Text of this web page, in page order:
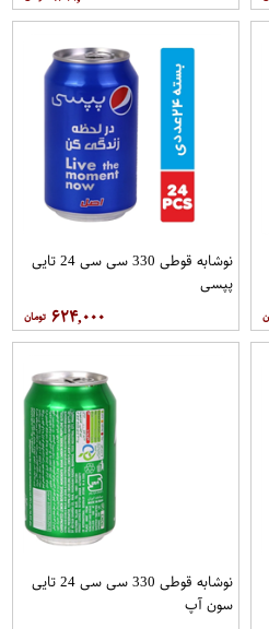
نوشابه قوطی 330 سی سی 24 تایی
پپسی
۶۲۴,۰۰۰
نوشابه قوطی 330 سی سی 24 تایی
سون آپ